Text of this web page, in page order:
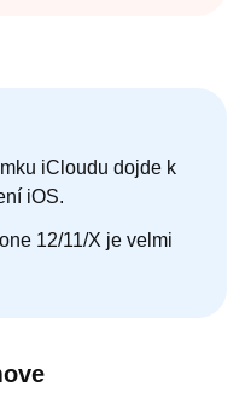
iCloudu dojde k
iOS.
12/11/X je velmi